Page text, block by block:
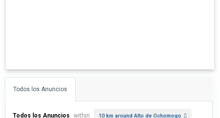
Todos los Anuncios
Todos los Anuncios within 10 km around Alto de Ochomogo